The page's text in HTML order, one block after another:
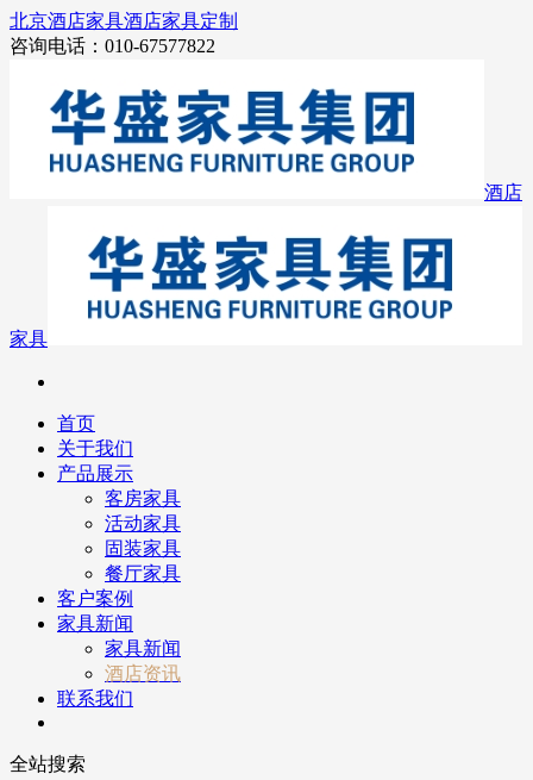
北京酒店家具酒店家具定制
咨询电话：010-67577822
酒店
家具
首页
关于我们
产品展示
客房家具
活动家具
固装家具
餐厅家具
客户案例
家具新闻
家具新闻
酒店资讯
联系我们
全站搜索